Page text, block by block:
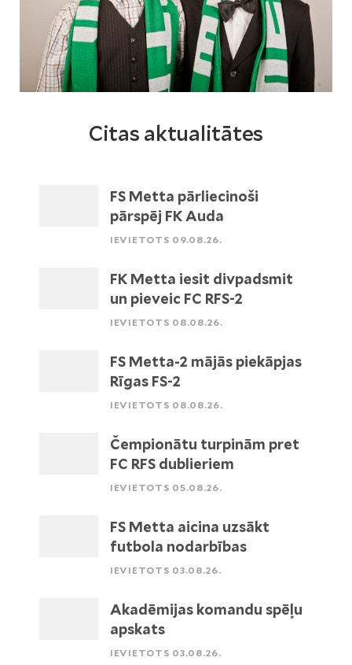
Citas aktualitātes
FS Metta pārliecinoši
pārspēj FK Auda
IEVIETOTS 09.08.26.
FK Metta iesit divpadsmit
un pieveic FC RFS-2
IEVIETOTS 08.08.26.
FS Metta-2 mājās piekāpjas
Rīgas FS-2
IEVIETOTS 08.08.26.
Čempionātu turpinām pret
FC RFS dublieriem
IEVIETOTS 05.08.26.
FS Metta aicina uzsākt
futbola nodarbības
IEVIETOTS 03.08.26.
Akadēmijas komandu spēļu
apskats
IEVIETOTS 03.08.26.